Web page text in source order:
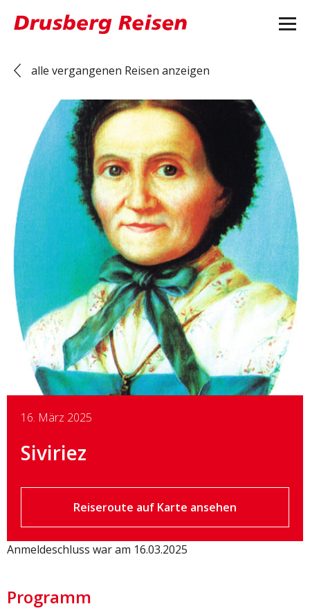
alle vergangenen Reisen anzeigen
16. März 2025
Siviriez
Reiseroute auf Karte ansehen
Anmeldeschluss war am 16.03.2025
Programm